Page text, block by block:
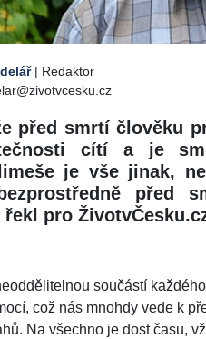
| Redaktor
před smrtí člověku
cítí a je
je vše jinak,
před
pro
součástí
což nás mnohdy vede k
Na všechno je dost času,